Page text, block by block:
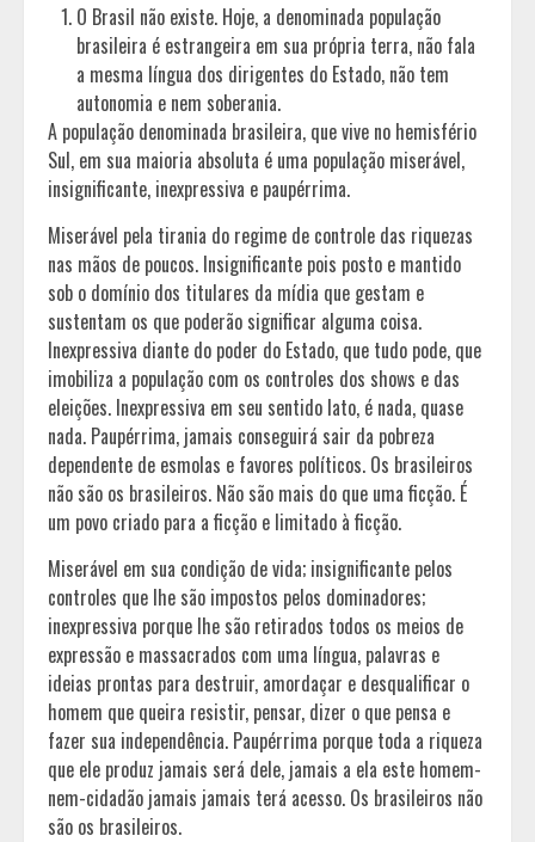
O Brasil não existe. Hoje, a denominada população
brasileira é estrangeira em sua própria terra, não fala
a mesma língua dos dirigentes do Estado, não tem
autonomia e nem soberania.
A população denominada brasileira, que vive no hemisfério
Sul, em sua maioria absoluta é uma população miserável,
insignificante, inexpressiva e paupérrima.
Miserável pela tirania do regime de controle das riquezas
nas mãos de poucos. Insignificante pois posto e mantido
sob o domínio dos titulares da mídia que gestam e
sustentam os que poderão significar alguma coisa.
Inexpressiva diante do poder do Estado, que tudo pode, que
imobiliza a população com os controles dos shows e das
eleições. Inexpressiva em seu sentido lato, é nada, quase
nada. Paupérrima, jamais conseguirá sair da pobreza
dependente de esmolas e favores políticos. Os brasileiros
não são os brasileiros. Não são mais do que uma ficção. É
um povo criado para a ficção e limitado à ficção.
Miserável em sua condição de vida; insignificante pelos
controles que lhe são impostos pelos dominadores;
inexpressiva porque lhe são retirados todos os meios de
expressão e massacrados com uma língua, palavras e
ideias prontas para destruir, amordaçar e desqualificar o
homem que queira resistir, pensar, dizer o que pensa e
fazer sua independência. Paupérrima porque toda a riqueza
que ele produz jamais será dele, jamais a ela este homem-
nem-cidadão jamais jamais terá acesso. Os brasileiros não
são os brasileiros.